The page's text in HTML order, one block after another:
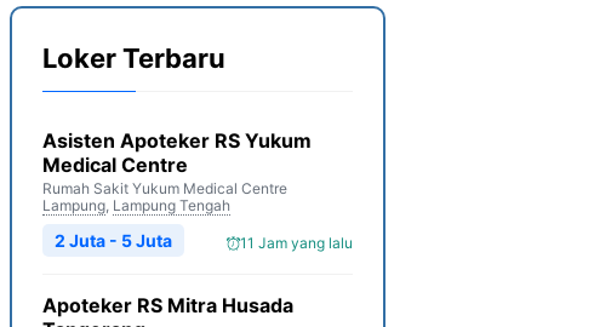
Loker Terbaru
Asisten Apoteker RS Yukum
Medical Centre
Rumah Sakit Yukum Medical Centre
Lampung, Lampung Tengah
11 Jam yang lalu
2 Juta - 5 Juta
Apoteker RS Mitra Husada